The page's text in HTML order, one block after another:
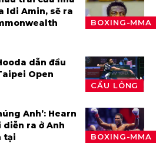
BOXING-MMA
Idi Amin, sẽ ra
CẦU LÔNG
dẫn đầu
Open
BOXING-MMA
Anh’: Hearn
diễn ra ở Anh
tại